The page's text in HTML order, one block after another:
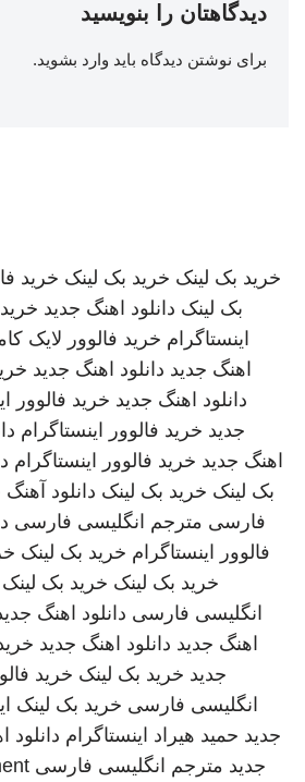
دیدگاهتان را بنویسید
برای نوشتن دیدگاه باید وارد بشوید.
خرید بک لینک خرید بک لینک خرید
بک لینک دانلود اهنگ جدید
اینستاگرام خرید فالوور لایک
اهنگ جدید دانلود اهنگ جدید
دانلود اهنگ جدید خرید فالوور
جدید خرید فالوور اینستاگرام
اهنگ جدید خرید فالوور اینستاگرام
بک لینک خرید بک لینک دانلود
فارسی مترجم انگلیسی فارسی
فالوور اینستاگرام خرید بک لینک
خرید بک لینک خرید بک لینک
انگلیسی فارسی دانلود اهنگ
اهنگ جدید دانلود اهنگ جدید
جدید خرید بک لینک خرید
انگلیسی فارسی خرید بک لینک
جدید حمید هیراد اینستاگرام دانلود
جدید مترجم انگلیسی فارسی